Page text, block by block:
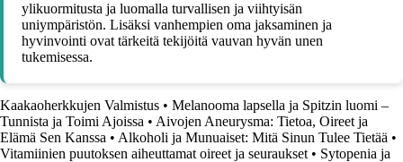
ylikuormitusta ja luomalla turvallisen ja viihtyisän
uniympäristön. Lisäksi vanhempien oma jaksaminen ja
hyvinvointi ovat tärkeitä tekijöitä vauvan hyvän unen
tukemisessa.
Kaakaoherkkujen Valmistus • Melanooma lapsella ja Spitzin luomi –
Tunnista ja Toimi Ajoissa • Aivojen Aneurysma: Tietoa, Oireet ja
Elämä Sen Kanssa • Alkoholi ja Munuaiset: Mitä Sinun Tulee Tietää •
Vitamiinien puutoksen aiheuttamat oireet ja seuraukset • Sytopenia ja